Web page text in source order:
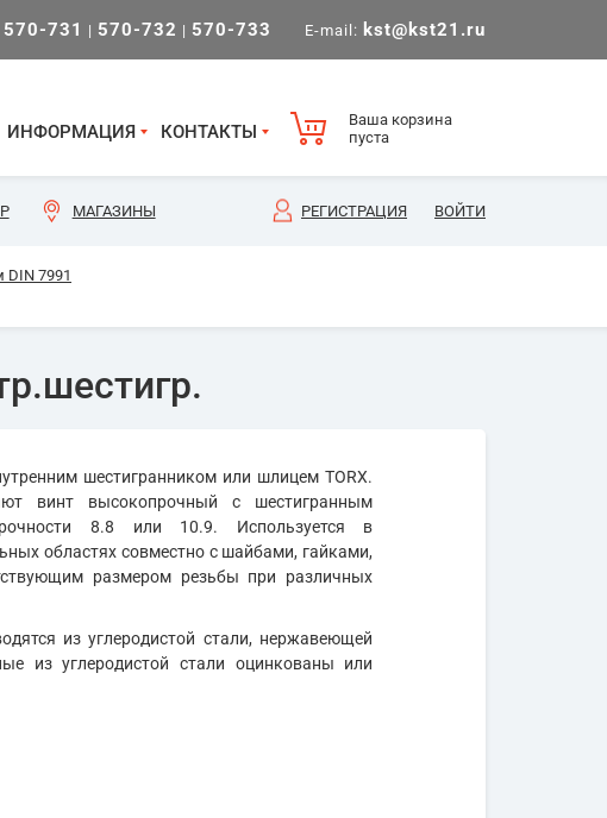
570-731 | 570-732 | 570-733 E-mail: kst@kst21.ru
ИНФОРМАЦИЯ КОНТАКТЫ
Ваша корзина
пуста
МАГАЗИНЫ РЕГИСТРАЦИЯ ВОЙТИ
7991
шестигранником или шлицем TORX.
винт высокопрочный с шестигранным
8.8 или 10.9. Используется в
областях совместно с шайбами, гайками,
размером резьбы при различных
из углеродистой стали, нержавеющей
из углеродистой стали оцинкованы или